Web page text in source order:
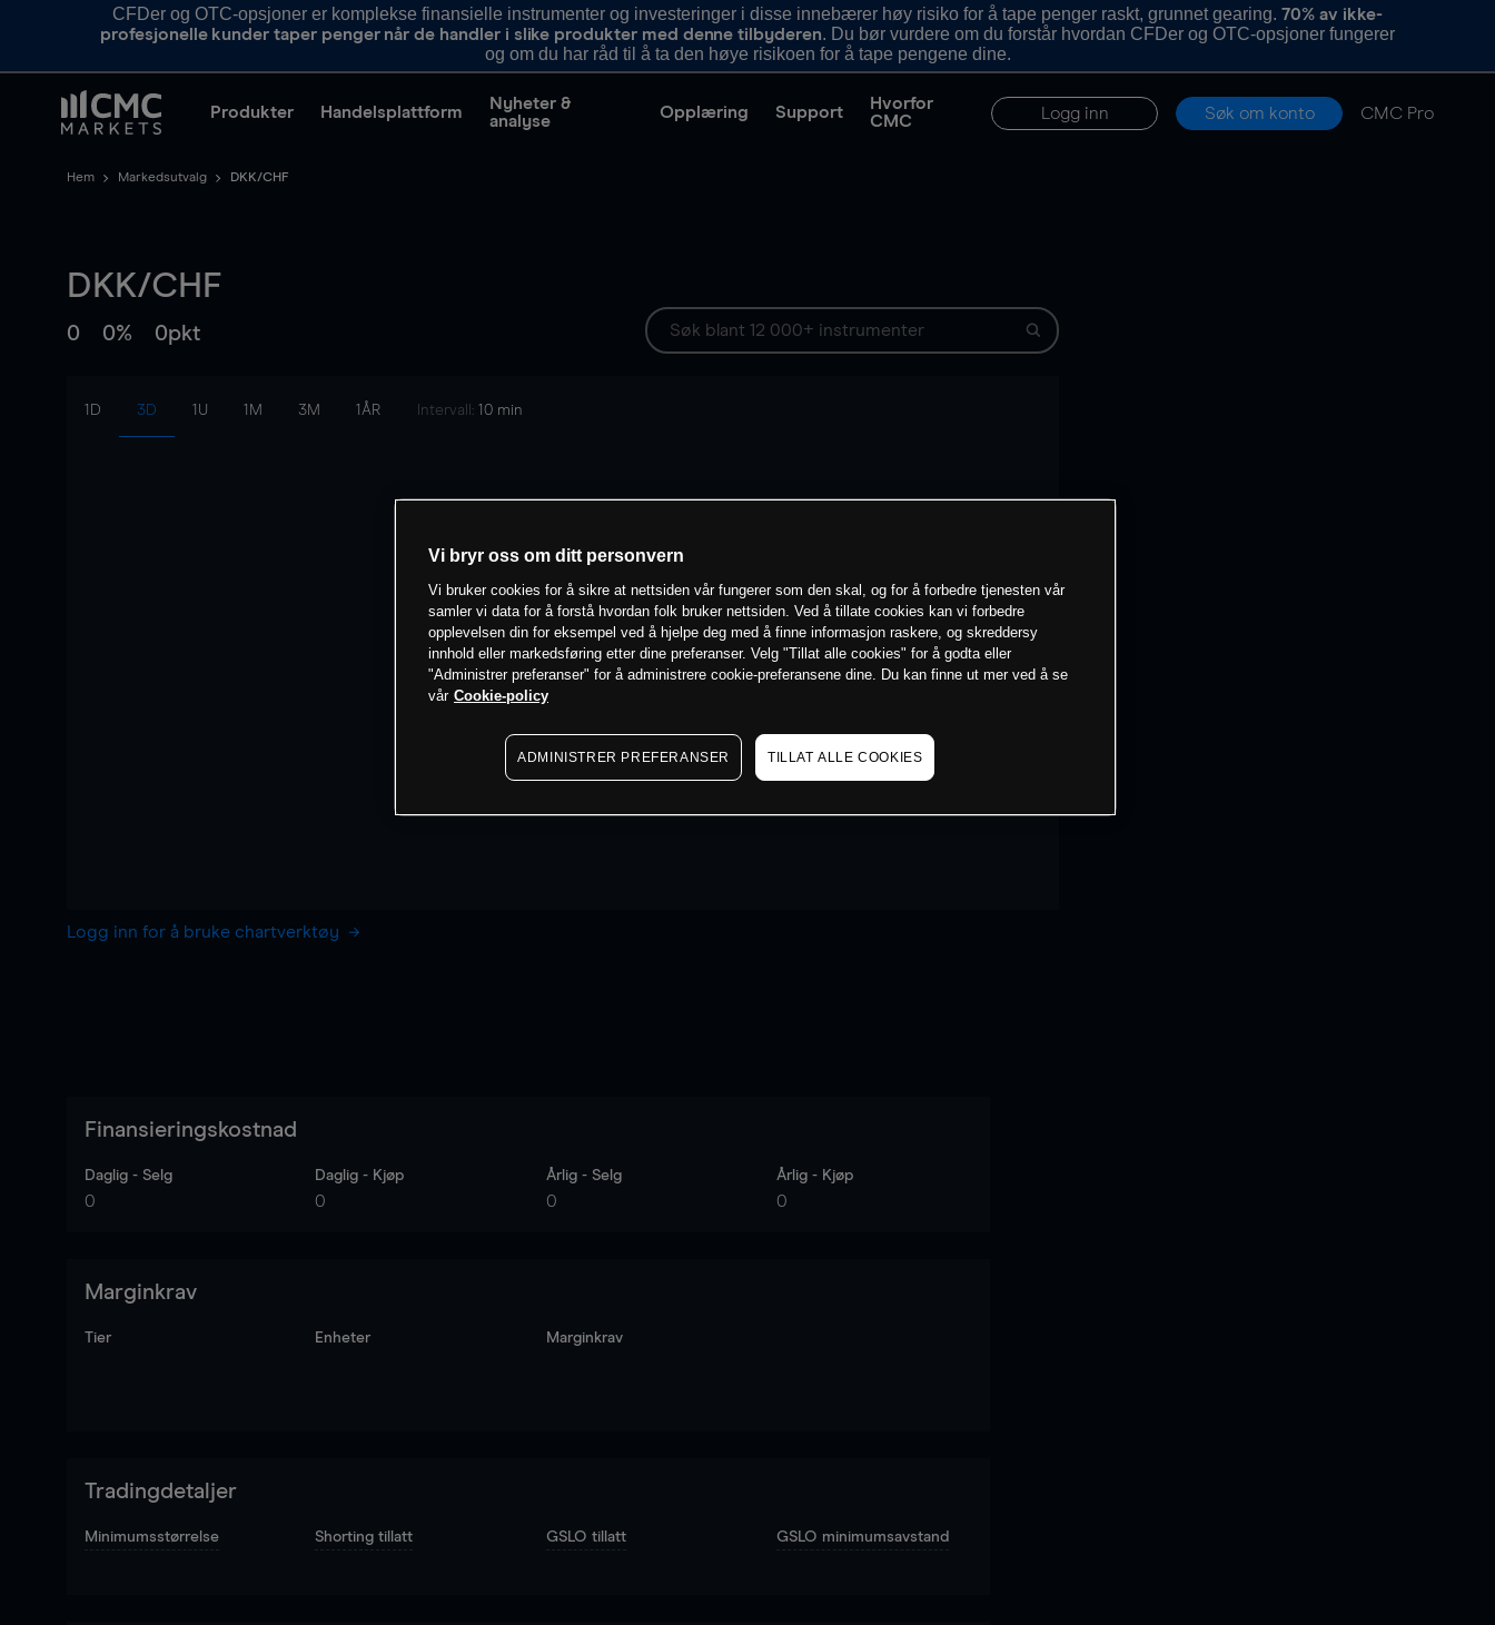
CFDer og OTC-opsjoner er komplekse finansielle instrumenter og investeringer i disse innebærer høy risiko for å tape penger raskt, grunnet gearing.70% av ikke-
profesjonelle kunder taper penger når de handler i slike produkter med denne tilbyderen. Du bør vurdere om du forstår hvordan CFDer og OTC-opsjoner fungerer
og om du har råd til å ta den høye risikoen for å tape pengene dine.
Produkter Handelsplattform
Nyheter &
analyse
Opplæring Support
Hvorfor
CMC
Logg inn Søk om konto CMC Pro
Hem Markedsutvalg DKK/CHF
DKK/CHF
0 0% 0pkt
1D 3D 1U 1M 3M 1ÅR Intervall: 10 min
Logg inn for å bruke chartverktøy
Finansieringskostnad
Daglig - Selg
0
Daglig - Kjøp
0
Årlig - Selg
0
Årlig - Kjøp
0
Marginkrav
Tier Enheter Marginkrav
Tradingdetaljer
Minimumsstørrelse Shorting tillatt GSLO tillatt GSLO minimumsavstand
Vi bryr oss om ditt personvern
Vi bruker cookies for å sikre at nettsiden vår fungerer som den skal, og for å forbedre tjenesten vår
samler vi data for å forstå hvordan folk bruker nettsiden. Ved å tillate cookies kan vi forbedre
opplevelsen din for eksempel ved å hjelpe deg med å finne informasjon raskere, og skreddersy
innhold eller markedsføring etter dine preferanser. Velg "Tillat alle cookies" for å godta eller
"Administrer preferanser" for å administrere cookie-preferansene dine. Du kan finne ut mer ved å se
vår Cookie-policy
ADMINISTRER PREFERANSER TILLAT ALLE COOKIES